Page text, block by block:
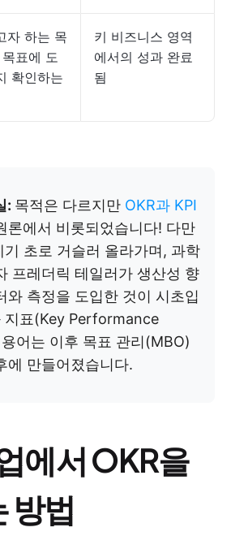
자 하는 목
표에 도
확인하는
키 비즈니스 영역
에서의 성과 완료
됨
: 목적은 다르지만 OKR과 KPI
론에서 비롯되었습니다! 다만
초로 거슬러 올라가며, 과학
프레더릭 테일러가 생산성 향
와 측정을 도입한 것이 시초입
지표(Key Performance
어는 이후 목표 관리(MBO)
에 만들어졌습니다.
에서 OKR을
방법